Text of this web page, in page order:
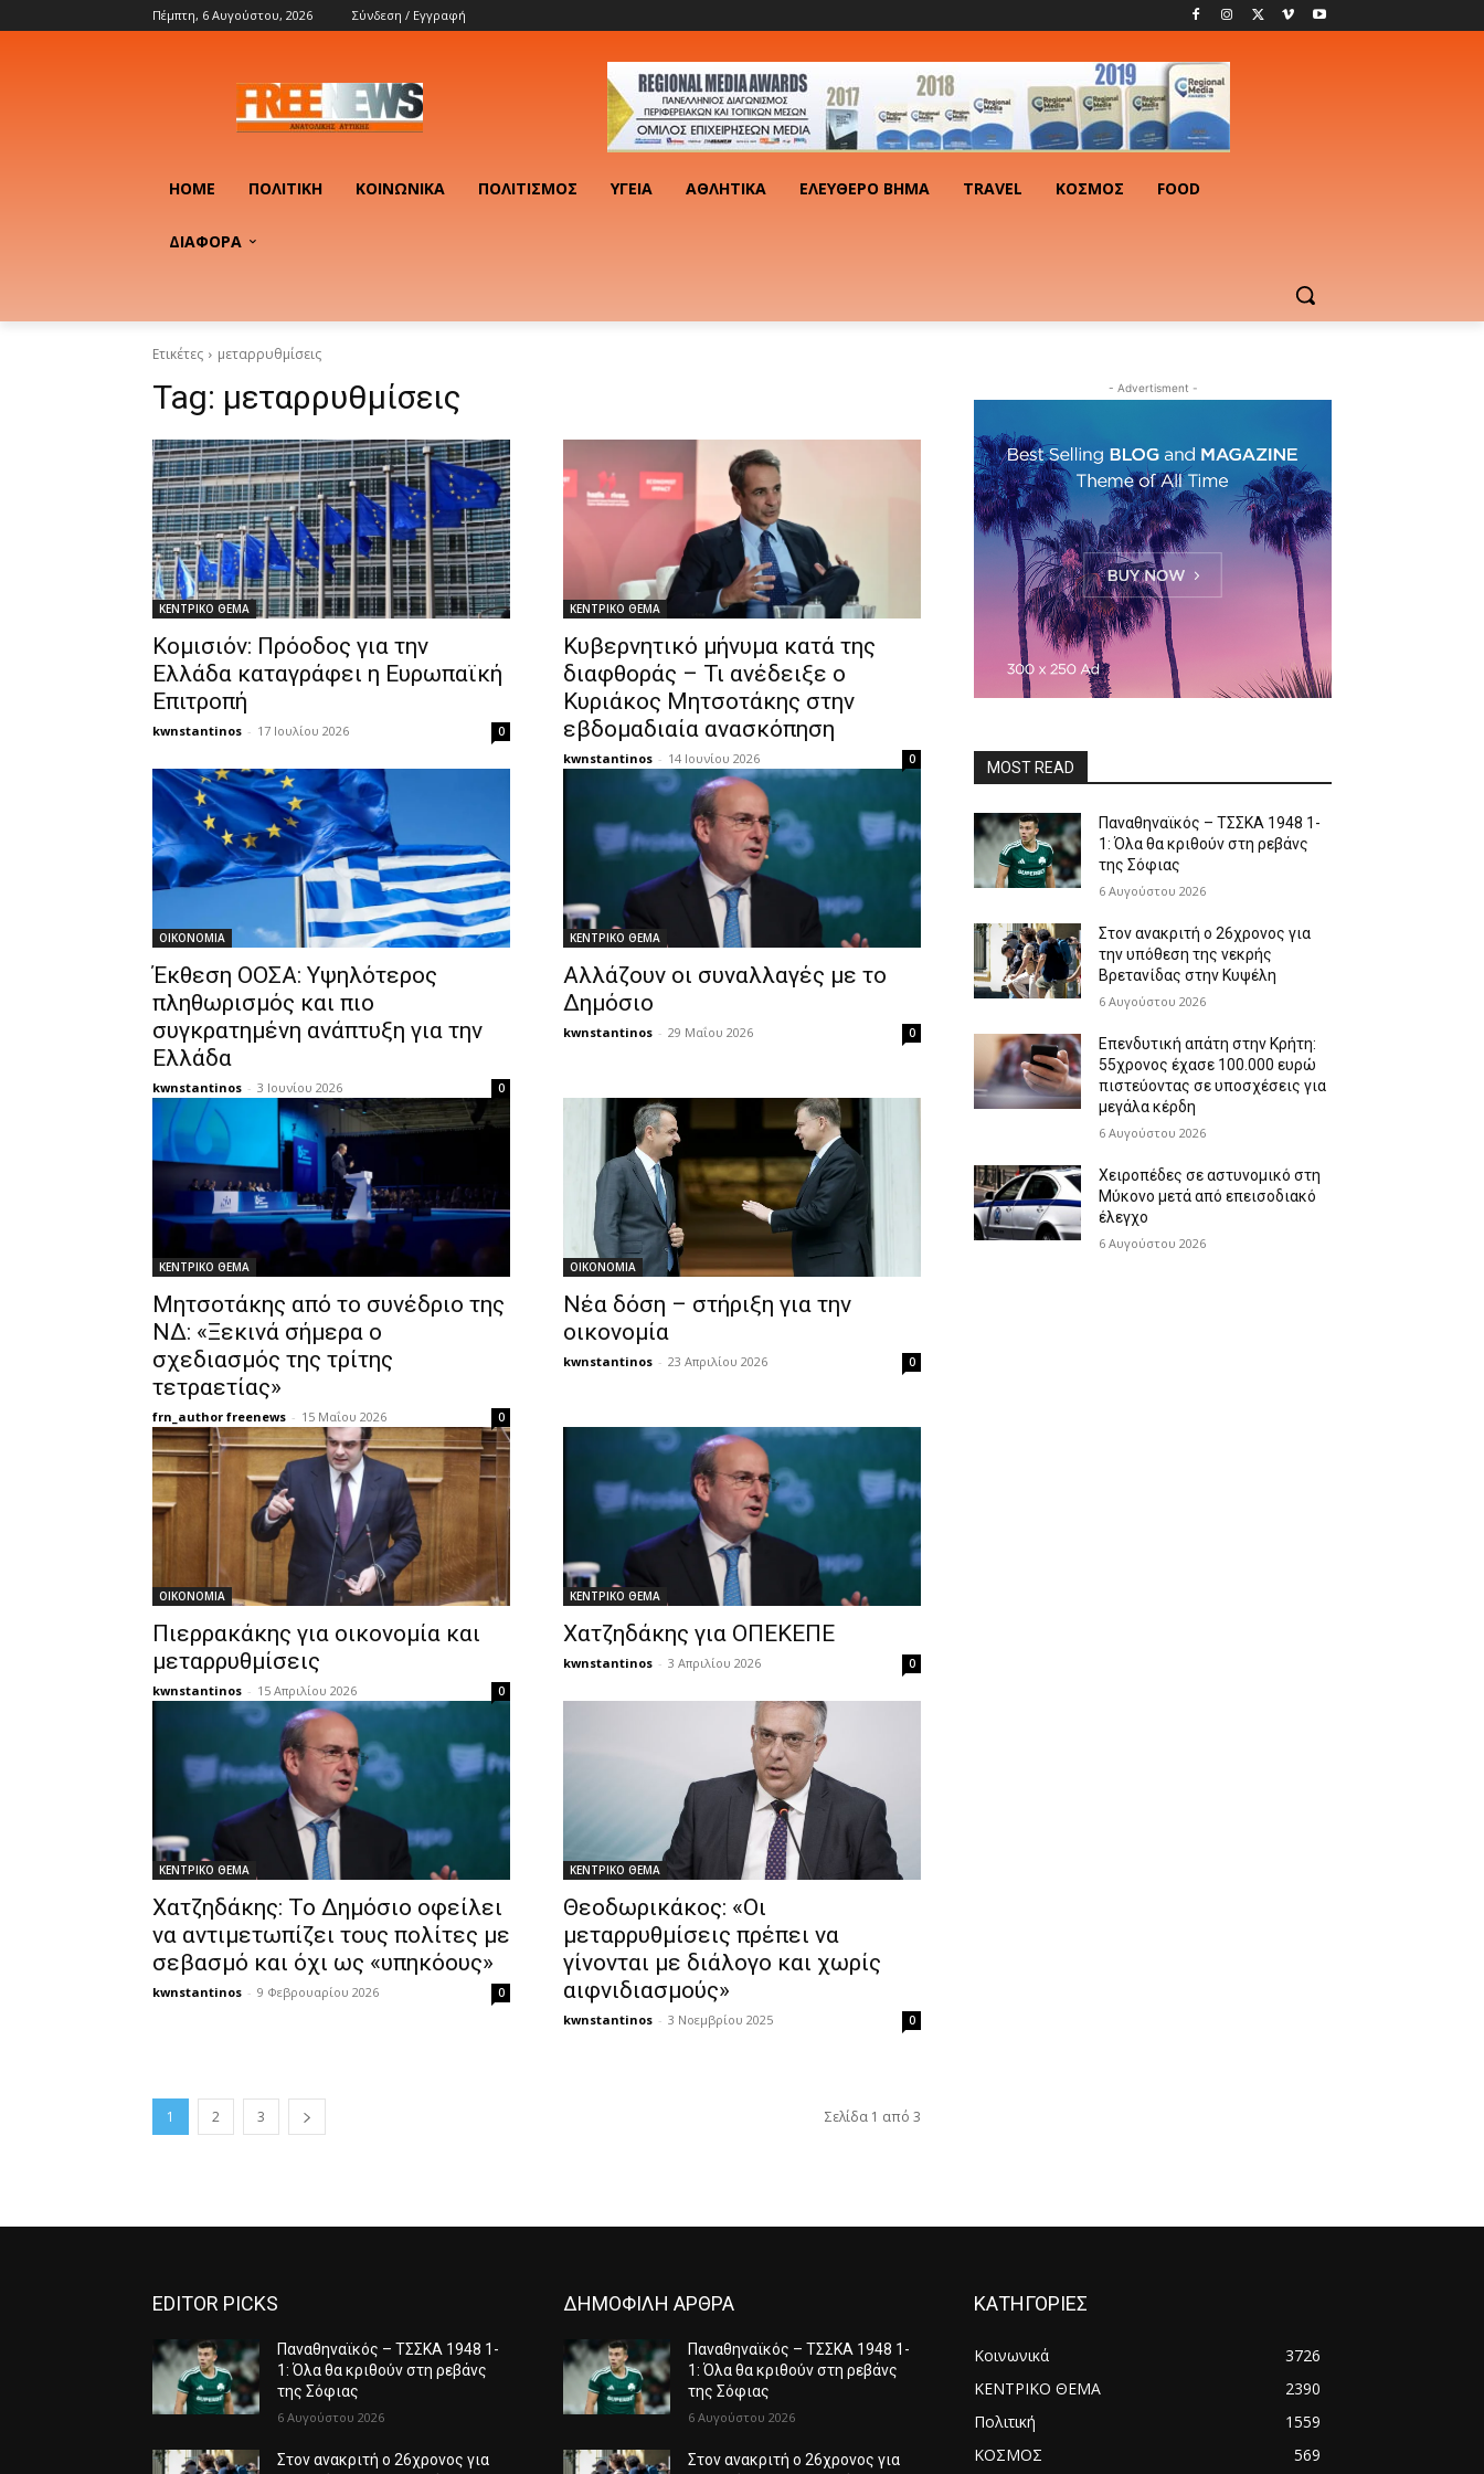
Πέμπτη, 6 Αυγούστου, 2026 Σύνδεση / Εγγραφή
HOME ΠΟΛΙΤΙΚΉ ΚΟΙΝΩΝΙΚΆ ΠΟΛΙΤΙΣΜΌΣ ΥΓΕΊΑ ΑΘΛΗΤΙΚΆ ΕΛΕΎΘΕΡΟ ΒΉΜΑ TRAVEL ΚΟΣΜΟΣ FOOD
ΔΙΑΦΟΡΑ
Ετικέτες μεταρρυθμίσεις
Tag: μεταρρυθμίσεις
ΚΕΝΤΡΙΚΟ ΘΕΜΑ
Κομισιόν: Πρόοδος για την
Ελλάδα καταγράφει η Ευρωπαϊκή
Επιτροπή
kwnstantinos - 17 Ιουλίου 2026 0
ΚΕΝΤΡΙΚΟ ΘΕΜΑ
Κυβερνητικό μήνυμα κατά της
διαφθοράς – Τι ανέδειξε ο
Κυριάκος Μητσοτάκης στην
εβδομαδιαία ανασκόπηση
kwnstantinos - 14 Ιουνίου 2026 0
OIKONOMIA
Έκθεση ΟΟΣΑ: Υψηλότερος
πληθωρισμός και πιο
συγκρατημένη ανάπτυξη για την
Ελλάδα
kwnstantinos - 3 Ιουνίου 2026 0
ΚΕΝΤΡΙΚΟ ΘΕΜΑ
Αλλάζουν οι συναλλαγές με το
Δημόσιο
kwnstantinos - 29 Μαΐου 2026 0
ΚΕΝΤΡΙΚΟ ΘΕΜΑ
Μητσοτάκης από το συνέδριο της
ΝΔ: «Ξεκινά σήμερα ο
σχεδιασμός της τρίτης
τετραετίας»
frn_author freenews - 15 Μαΐου 2026 0
OIKONOMIA
Νέα δόση – στήριξη για την
οικονομία
kwnstantinos - 23 Απριλίου 2026 0
OIKONOMIA
Πιερρακάκης για οικονομία και
μεταρρυθμίσεις
kwnstantinos - 15 Απριλίου 2026 0
ΚΕΝΤΡΙΚΟ ΘΕΜΑ
Χατζηδάκης για ΟΠΕΚΕΠΕ
kwnstantinos - 3 Απριλίου 2026 0
ΚΕΝΤΡΙΚΟ ΘΕΜΑ
Χατζηδάκης: Το Δημόσιο οφείλει
να αντιμετωπίζει τους πολίτες με
σεβασμό και όχι ως «υπηκόους»
kwnstantinos - 9 Φεβρουαρίου 2026 0
ΚΕΝΤΡΙΚΟ ΘΕΜΑ
Θεοδωρικάκος: «Οι
μεταρρυθμίσεις πρέπει να
γίνονται με διάλογο και χωρίς
αιφνιδιασμούς»
kwnstantinos - 3 Νοεμβρίου 2025 0
1 2 3 Σελίδα 1 από 3
- Advertisment -
MOST READ
Παναθηναϊκός – ΤΣΣΚΑ 1948 1-
1: Όλα θα κριθούν στη ρεβάνς
της Σόφιας
6 Αυγούστου 2026
Στον ανακριτή ο 26χρονος για
την υπόθεση της νεκρής
Βρετανίδας στην Κυψέλη
6 Αυγούστου 2026
Επενδυτική απάτη στην Κρήτη:
55χρονος έχασε 100.000 ευρώ
πιστεύοντας σε υποσχέσεις για
μεγάλα κέρδη
6 Αυγούστου 2026
Χειροπέδες σε αστυνομικό στη
Μύκονο μετά από επεισοδιακό
έλεγχο
6 Αυγούστου 2026
EDITOR PICKS
Παναθηναϊκός – ΤΣΣΚΑ 1948 1-
1: Όλα θα κριθούν στη ρεβάνς
της Σόφιας
6 Αυγούστου 2026
Στον ανακριτή ο 26χρονος για
ΔΗΜΟΦΙΛΗ ΑΡΘΡΑ
Παναθηναϊκός – ΤΣΣΚΑ 1948 1-
1: Όλα θα κριθούν στη ρεβάνς
της Σόφιας
6 Αυγούστου 2026
Στον ανακριτή ο 26χρονος για
ΚΑΤΗΓΟΡΙΕΣ
Κοινωνικά
3726
ΚΕΝΤΡΙΚΟ ΘΕΜΑ
2390
Πολιτική
1559
ΚΟΣΜΟΣ
569